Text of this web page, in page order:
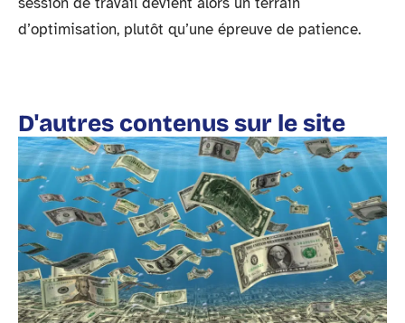
d’optimisation, plutôt qu’une épreuve de patience.
D'autres contenus sur le site